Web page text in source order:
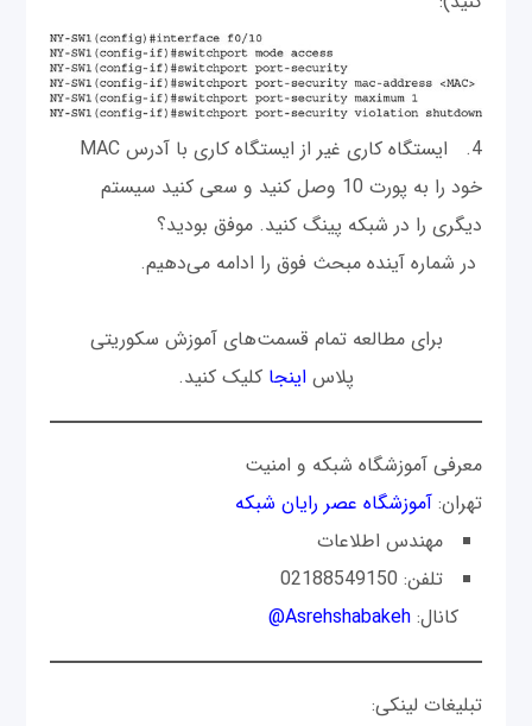
4. ایستگاه کاری غیر از ایستگاه کاری با آدرس MAC
خود را به پورت 10 وصل کنید و سعی کنید سیستم
دیگری را در شبکه پینگ کنید. موفق بودید؟
در شماره آینده مبحث فوق را ادامه می‌دهیم.
برای مطالعه تمام قسمت‌های آموزش سکوریتی
پلاس اینجا کلیک کنید.
معرفی آموزشگاه شبکه و امنیت
تهران:آموزشگاه عصر رایان شبکه
مهندس اطلاعات
کانال:Asrehshabakeh@
تبلیغات لینکی: